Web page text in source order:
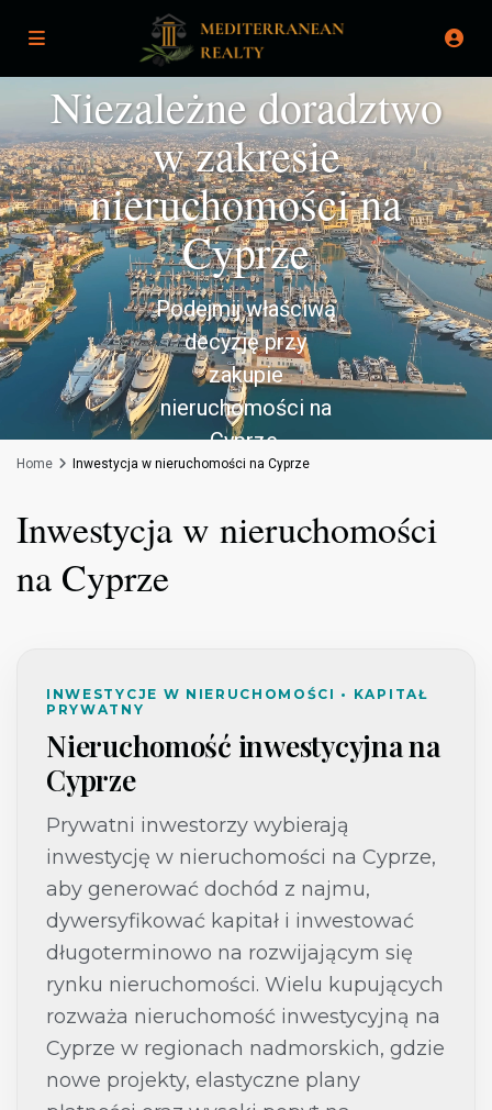
Niezależne doradztwo
w zakresie
nieruchomości na
Cyprze
Podejmij właściwą
decyzję przy
zakupie
nieruchomości na
Cyprze.
Home Inwestycja w nieruchomości na Cyprze
Inwestycja w nieruchomości
na Cyprze
INWESTYCJE W NIERUCHOMOŚCI • KAPITAŁ
PRYWATNY
Nieruchomość inwestycyjna na
Cyprze
Prywatni inwestorzy wybierają
inwestycję w nieruchomości na Cyprze,
aby generować dochód z najmu,
dywersyfikować kapitał i inwestować
długoterminowo na rozwijającym się
rynku nieruchomości. Wielu kupujących
rozważa nieruchomość inwestycyjną na
Cyprze w regionach nadmorskich, gdzie
nowe projekty, elastyczne plany